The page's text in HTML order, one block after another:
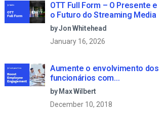
OTT Full Form – O Presente e
o Futuro do Streaming Media
by Jon Whitehead
January 16, 2026
Aumente o envolvimento dos
funcionários com
comunicações empresariais
em direto
by Max Wilbert
December 10, 2018